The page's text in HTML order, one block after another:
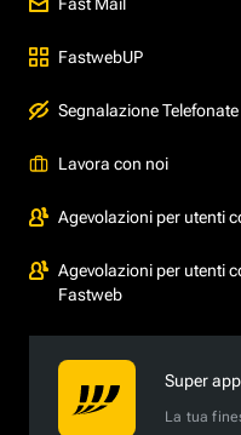
FastwebUP
Segnalazione
Lavora con noi
Agevolazioni per utenti
Agevolazioni per utenti
Fastweb
Super
La tua